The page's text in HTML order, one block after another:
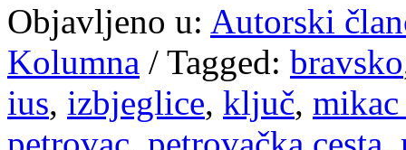
Objavljeno u: Autorski
Kolumna / Tagged: bravsko
ius, izbjeglice, ključ,